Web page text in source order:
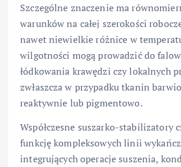
Szczególne znaczenie ma
warunków na całej szerokości
nawet niewielkie różnice w
wilgotności mogą prowadzić do
łódkowania krawędzi czy lokalnych
zwłaszcza w przypadku tkanin
reaktywnie lub pigmentowo.
Współczesne suszarko-stabilizatory
funkcję kompleksowych linii
integrujących operacje suszenia,